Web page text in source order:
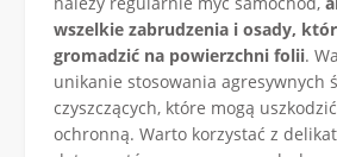
wszelkie zabrudzenia i osady,
gromadzić na powierzchni folii.
unikanie stosowania agresywnych
czyszczących, które mogą
ochronną. Warto korzystać z